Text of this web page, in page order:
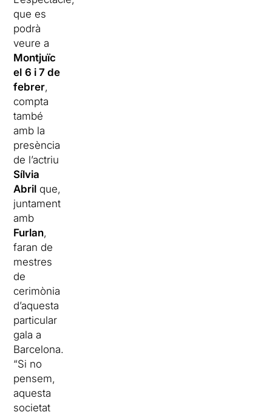
que es
podrà
veure a
Montjuïc
el 6 i 7 de
febrer,
compta
també
amb la
presència
de l’actriu
Sílvia
Abril que,
juntament
amb
Furlan,
faran de
mestres
de
cerimònia
d’aquesta
particular
gala a
Barcelona.
“Si no
pensem,
aquesta
societat